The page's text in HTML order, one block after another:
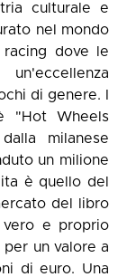
culturale e
nel mondo
dove le
di genere. I
"Hot Wheels
milanese
un milione
è quello del
del libro
vero e proprio
per un valore a
di euro. Una